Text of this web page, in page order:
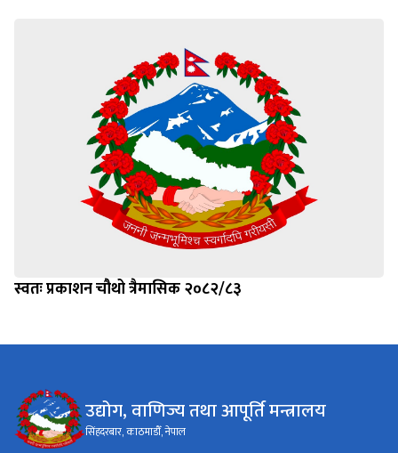
स्वतः प्रकाशन चौथो त्रैमासिक २०८२/८३
उद्योग, वाणिज्य तथा आपूर्ति मन्त्रालय
सिंहदरबार, काठमाडौँ, नेपाल